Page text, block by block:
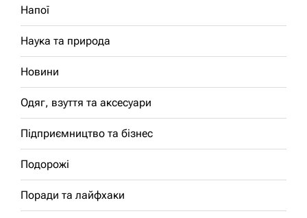
Напої
Наука та природа
Новини
Одяг, взуття та аксесуари
Підприємництво та бізнес
Подорожі
Поради та лайфхаки